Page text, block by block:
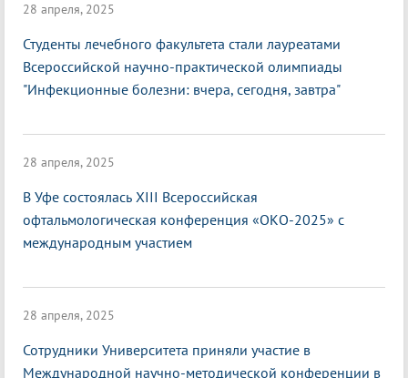
28 апреля, 2025
Студенты лечебного факультета стали лауреатами
Всероссийской научно-практической олимпиады
"Инфекционные болезни: вчера, сегодня, завтра"
28 апреля, 2025
В Уфе состоялась XIII Всероссийская
офтальмологическая конференция «ОКО-2025» с
международным участием
28 апреля, 2025
Сотрудники Университета приняли участие в
Международной научно-методической конференции в